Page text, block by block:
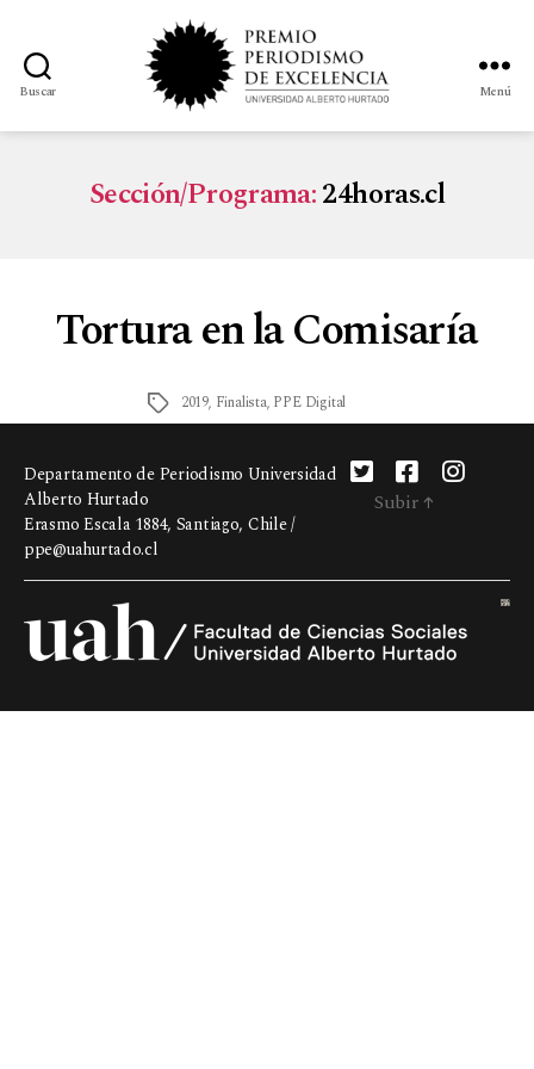
Buscar Menú
Sección/Programa:24horas.cl
Tortura en la Comisaría
2019, Finalista, PPE Digital
Departamento de Periodismo Universidad
Alberto Hurtado
Erasmo Escala 1884, Santiago, Chile /
ppe@uahurtado.cl
Subir ↑